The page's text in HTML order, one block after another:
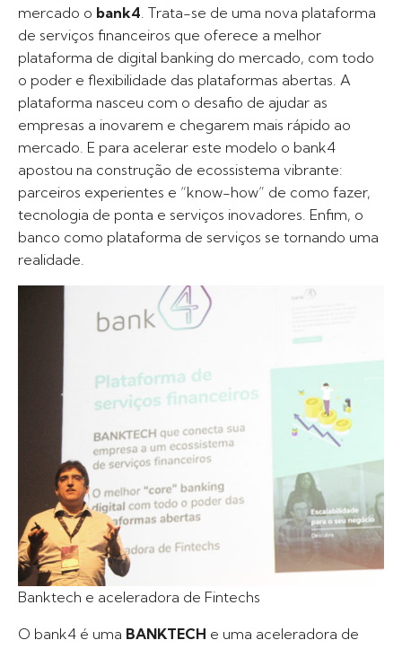
mercado o bank4. Trata-se de uma nova plataforma
de serviços financeiros que oferece a melhor
plataforma de digital banking do mercado, com todo
o poder e flexibilidade das plataformas abertas. A
plataforma nasceu com o desafio de ajudar as
empresas a inovarem e chegarem mais rápido ao
mercado. E para acelerar este modelo o bank4
apostou na construção de ecossistema vibrante:
parceiros experientes e “know-how” de como fazer,
tecnologia de ponta e serviços inovadores. Enfim, o
banco como plataforma de serviços se tornando uma
realidade.
Banktech e aceleradora de Fintechs
O bank4 é uma BANKTECH e uma aceleradora de